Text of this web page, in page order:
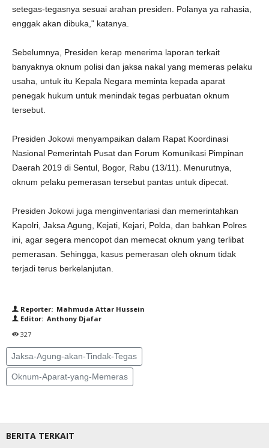
setegas-tegasnya sesuai arahan presiden. Polanya ya rahasia,
enggak akan dibuka," katanya.
Sebelumnya, Presiden kerap menerima laporan terkait
banyaknya oknum polisi dan jaksa nakal yang memeras pelaku
usaha, untuk itu Kepala Negara meminta kepada aparat
penegak hukum untuk menindak tegas perbuatan oknum
tersebut.
Presiden Jokowi menyampaikan dalam Rapat Koordinasi
Nasional Pemerintah Pusat dan Forum Komunikasi Pimpinan
Daerah 2019 di Sentul, Bogor, Rabu (13/11). Menurutnya,
oknum pelaku pemerasan tersebut pantas untuk dipecat.
Presiden Jokowi juga menginventariasi dan memerintahkan
Kapolri, Jaksa Agung, Kejati, Kejari, Polda, dan bahkan Polres
ini, agar segera mencopot dan memecat oknum yang terlibat
pemerasan. Sehingga, kasus pemerasan oleh oknum tidak
terjadi terus berkelanjutan.
Reporter: Mahmuda Attar Hussein
Editor: Anthony Djafar
327
Jaksa-Agung-akan-Tindak-Tegas
Oknum-Aparat-yang-Memeras
BERITA TERKAIT